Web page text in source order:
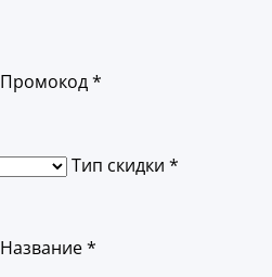
Промокод *
Тип скидки *
Название *